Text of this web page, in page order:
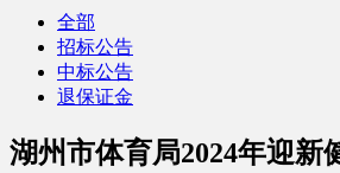
全部
招标公告
中标公告
退保证金
湖州市体育局2024年迎新